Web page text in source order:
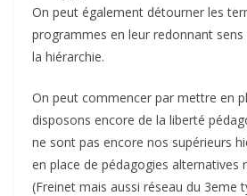
On peut également détourner les
programmes en leur redonnant sens
la hiérarchie.
On peut commencer par mettre en
disposons encore de la liberté
ne sont pas encore nos supérieurs
en place de pédagogies alternatives
(Freinet mais aussi réseau du 3eme